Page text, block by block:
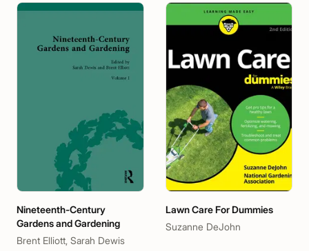
Nineteenth-Century
Gardens and Gardening
Brent Elliott, Sarah Dewis
Lawn Care For Dummies
Suzanne DeJohn